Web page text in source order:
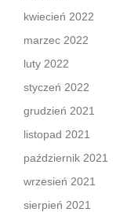
kwiecień 2022
marzec 2022
luty 2022
styczeń 2022
grudzień 2021
listopad 2021
październik 2021
wrzesień 2021
sierpień 2021